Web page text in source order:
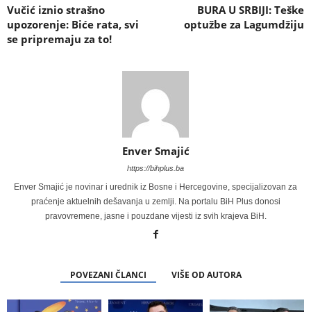
Vučić iznio strašno
upozorenje: Biće rata, svi
se pripremaju za to!
BURA U SRBIJI: Teške
optužbe za Lagumdžiju
Enver Smajić
https://bihplus.ba
Enver Smajić je novinar i urednik iz Bosne i Hercegovine, specijalizovan za
praćenje aktuelnih dešavanja u zemlji. Na portalu BiH Plus donosi
pravovremene, jasne i pouzdane vijesti iz svih krajeva BiH.
POVEZANI ČLANCI VIŠE OD AUTORA